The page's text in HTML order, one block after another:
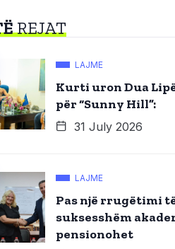
REJAT
LAJME
Kurti uron Dua
për “Sunny Hill”:
31 July 2026
LAJME
Pas një rrugëtimi
suksesshëm
pensionohet